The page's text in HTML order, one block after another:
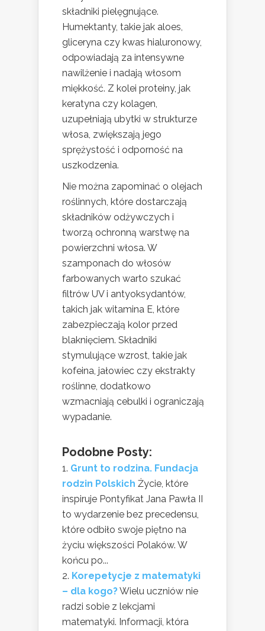
składniki pielęgnujące.
Humektanty, takie jak aloes,
gliceryna czy kwas hialuronowy,
odpowiadają za intensywne
nawilżenie i nadają włosom
miękkość. Z kolei proteiny, jak
keratyna czy kolagen,
uzupełniają ubytki w strukturze
włosa, zwiększają jego
sprężystość i odporność na
uszkodzenia.
Nie można zapominać o olejach
roślinnych, które dostarczają
składników odżywczych i
tworzą ochronną warstwę na
powierzchni włosa. W
szamponach do włosów
farbowanych warto szukać
filtrów UV i antyoksydantów,
takich jak witamina E, które
zabezpieczają kolor przed
blaknięciem. Składniki
stymulujące wzrost, takie jak
kofeina, jałowiec czy ekstrakty
roślinne, dodatkowo
wzmacniają cebulki i ograniczają
wypadanie.
Podobne Posty:
Grunt to rodzina. Fundacja
rodzin Polskich Życie, które
inspiruje Pontyfikat Jana Pawła II
to wydarzenie bez precedensu,
które odbiło swoje piętno na
życiu większości Polaków. W
końcu po...
Korepetycje z matematyki
– dla kogo?Wielu uczniów nie
radzi sobie z lekcjami
matematyki. Informacji, która